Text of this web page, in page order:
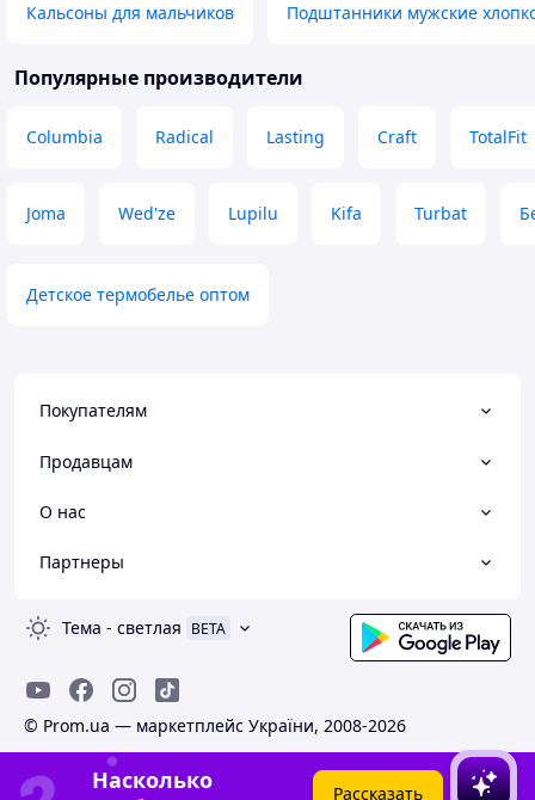
Кальсоны для мальчиков Подштанники мужские
Популярные производители
Columbia Radical Lasting Craft TotalFit
Joma Wed'ze Lupilu Kifa Turbat
Детское термобелье оптом
Покупателям
Продавцам
О нас
Партнеры
Тема - светлая BETA
© Prom.ua — маркетплейс України, 2008-2026
Насколько
Рассказать